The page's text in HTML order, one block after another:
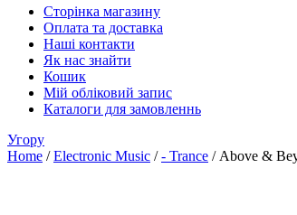
Сторінка магазину
Оплата та доставка
Наші контакти
Як нас знайти
Кошик
Мій обліковий запис
Каталоги для замовленнь
Угору
Home /Electronic Music /- Trance / Above &